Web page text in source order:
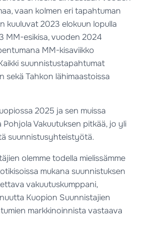
vaan kolmen eri tapahtuman
kuuluvat 2023 elokuun lopulla
MM-esikisa, vuoden 2024
MM-kisaviikko
suunnistustapahtumat
sekä Tahkon lähimaastoissa
2025 ja sen muissa
Vakuutuksen pitkää, jo yli
suunnistusyhteistyötä.
olemme todella mielissämme
mukana suunnistuksen
vakuutuskumppani,
Kuopion Suunnistajien
markkinoinnista vastaava